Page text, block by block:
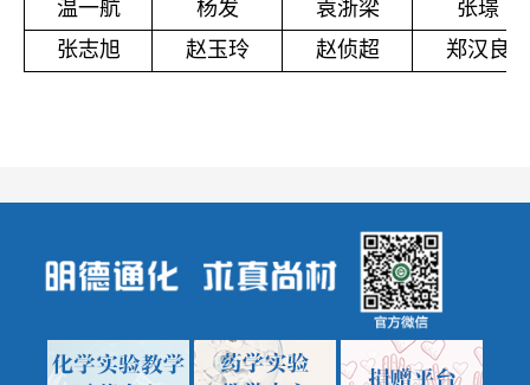
温一航
杨发 袁浙梁
张璟
张志旭
赵玉玲 赵侦超 郑汉良